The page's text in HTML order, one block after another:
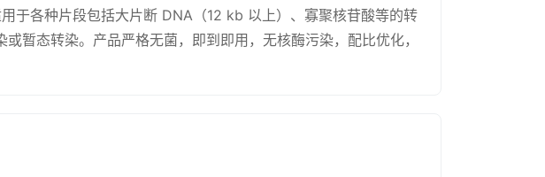
于各种片段包括大片断 DNA（12 kb 以上）、寡聚核苷酸等的转
暂态转染。产品严格无菌，即到即用，无核酶污染，配比优化，